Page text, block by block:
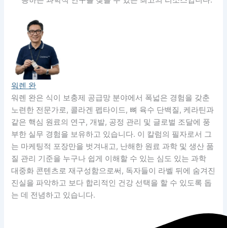
워렌 완
워렌 완은 식이 보충제 공급망 분야에서 폭넓은 경험을 갖춘
노련한 전문가로, 콜라겐 펩타이드, 뼈 육수 단백질, 케라틴과
같은 핵심 원료의 연구, 개발, 공정 관리 및 글로벌 조달에 풍
부한 실무 경험을 보유하고 있습니다. 이 칼럼의 필자로서 그
는 마케팅적 포장만을 벗겨내고, 난해한 원료 과학 및 생산 품
질 관리 기준을 누구나 쉽게 이해할 수 있는 심도 있는 과학
대중화 콘텐츠로 재구성함으로써, 독자들이 라벨 뒤에 숨겨진
진실을 파악하고 보다 합리적인 건강 선택을 할 수 있도록 돕
는 데 전념하고 있습니다.